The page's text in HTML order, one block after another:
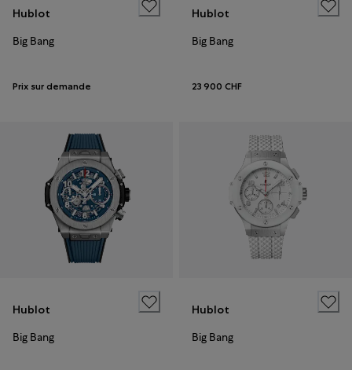
Hublot
Big Bang
Prix sur demande
Hublot
Big Bang
23 900 CHF
Hublot
Big Bang
Hublot
Big Bang